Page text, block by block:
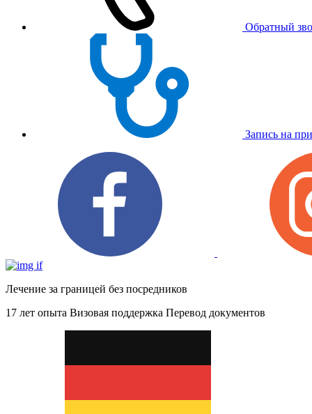
Обратный
Запись на
Лечение за границей без посредников
17 лет опыта Визовая поддержка Перевод документов